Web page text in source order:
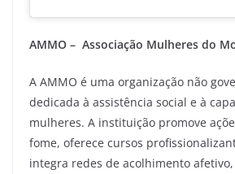
AMMO – Associação Mulheres do
A AMMO é uma organização não
dedicada à assistência social e à
mulheres. A instituição promove
fome, oferece cursos
integra redes de acolhimento